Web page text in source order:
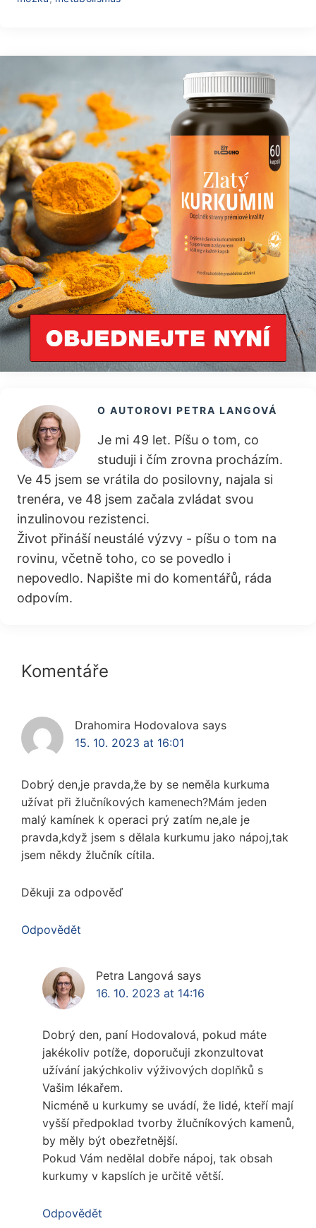
O AUTOROVI PETRA LANGOVÁ
Je mi 49 let. Píšu o tom, co
studuji i čím zrovna procházím.
Ve 45 jsem se vrátila do posilovny, najala si
trenéra, ve 48 jsem začala zvládat svou
inzulinovou rezistenci.
Život přináší neustálé výzvy - píšu o tom na
rovinu, včetně toho, co se povedlo i
nepovedlo. Napište mi do komentářů, ráda
odpovím.
Interactions
Komentáře
Drahomira Hodovalova says
15. 10. 2023 at 16:01
Dobrý den,je pravda,že by se neměla kurkuma
užívat při žlučníkových kamenech?Mám jeden
malý kamínek k operaci prý zatím ne,ale je
pravda,když jsem s dělala kurkumu jako nápoj,tak
jsem někdy žlučník cítila.
Děkuji za odpověď
Odpovědět
Petra Langová says
16. 10. 2023 at 14:16
Dobrý den, paní Hodovalová, pokud máte
jakékoliv potíže, doporučuji zkonzultovat
užívání jakýchkoliv výživových doplňků s
Vašim lékařem.
Nicméně u kurkumy se uvádí, že lidé, kteří mají
vyšší předpoklad tvorby žlučníkových kamenů,
by měly být obezřetnější.
Pokud Vám nedělal dobře nápoj, tak obsah
kurkumy v kapslích je určitě větší.
Odpovědět